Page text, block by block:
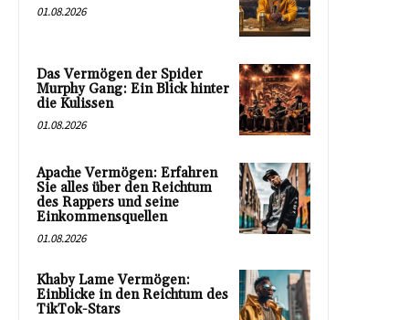
01.08.2026
Das Vermögen der Spider
Murphy Gang: Ein Blick hinter
die Kulissen
01.08.2026
Apache Vermögen: Erfahren
Sie alles über den Reichtum
des Rappers und seine
Einkommensquellen
01.08.2026
Khaby Lame Vermögen:
Einblicke in den Reichtum des
TikTok-Stars